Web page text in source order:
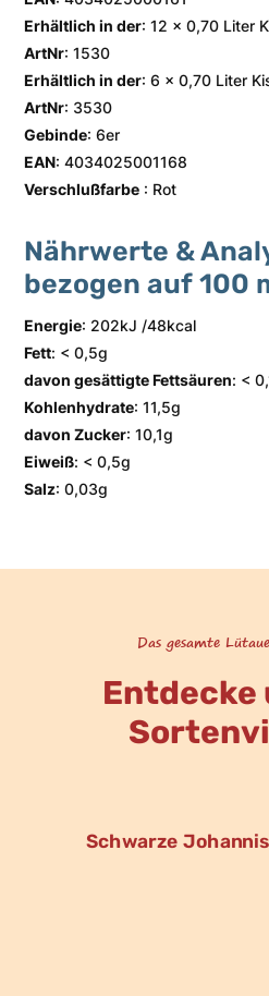
Erhältlich in der: 12 x 0,70 Liter
ArtNr: 1530
Erhältlich in der: 6 x 0,70 Liter
ArtNr: 3530
Gebinde: 6er
EAN: 4034025001168
Verschlußfarbe : Rot
Nährwerte &
bezogen auf 100
Energie: 202kJ /48kcal
Fett: < 0,5g
davon gesättigte Fettsäuren: <
Kohlenhydrate: 11,5g
davon Zucker: 10,1g
Eiweiß: < 0,5g
Salz: 0,03g
Das gesamte
Entdecke
Schwarze